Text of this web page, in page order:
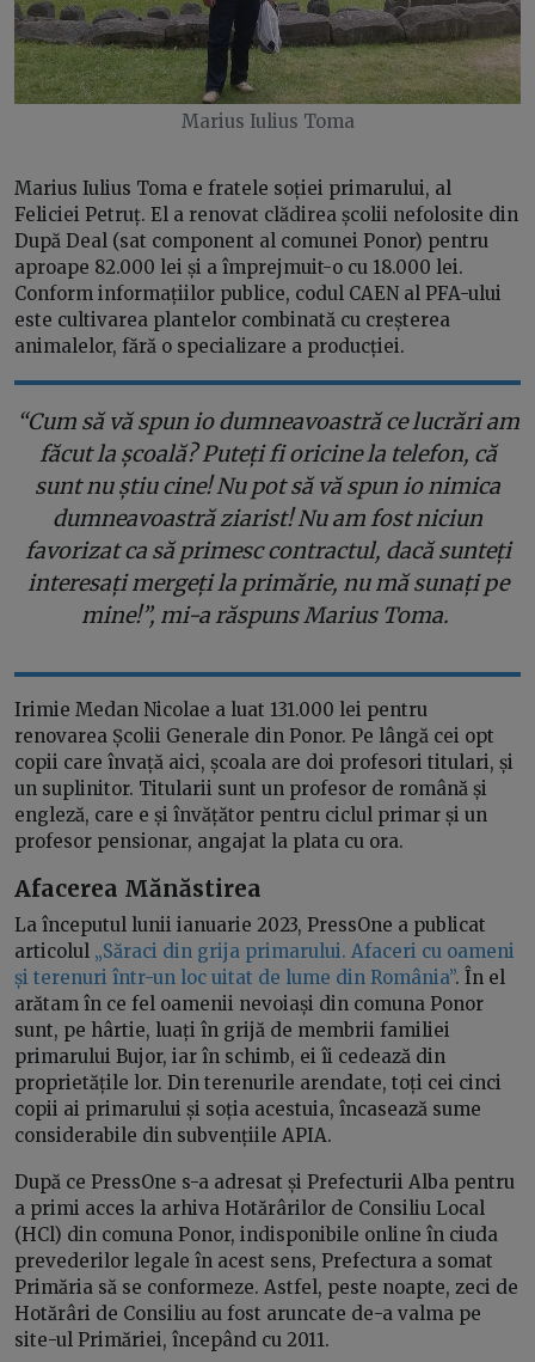
Marius Iulius Toma
Marius Iulius Toma e fratele soției primarului, al
Feliciei Petruț. El a renovat clădirea școlii nefolosite din
După Deal (sat component al comunei Ponor) pentru
aproape 82.000 lei și a împrejmuit-o cu 18.000 lei.
Conform informațiilor publice, codul CAEN al PFA-ului
este cultivarea plantelor combinată cu creșterea
animalelor, fără o specializare a producției.
“Cum să vă spun io dumneavoastră ce lucrări am
făcut la școală? Puteți fi oricine la telefon, că
sunt nu știu cine! Nu pot să vă spun io nimica
dumneavoastră ziarist! Nu am fost niciun
favorizat ca să primesc contractul, dacă sunteți
interesați mergeți la primărie, nu mă sunați pe
mine!”, mi-a răspuns Marius Toma.
Irimie Medan Nicolae a luat 131.000 lei pentru
renovarea Școlii Generale din Ponor. Pe lângă cei opt
copii care învață aici, școala are doi profesori titulari, și
un suplinitor. Titularii sunt un profesor de română și
engleză, care e și învățător pentru ciclul primar și un
profesor pensionar, angajat la plata cu ora.
Afacerea Mănăstirea
La începutul lunii ianuarie 2023, PressOne a publicat
articolul „Săraci din grija primarului. Afaceri cu oameni
și terenuri într-un loc uitat de lume din România”. În el
arătam în ce fel oamenii nevoiași din comuna Ponor
sunt, pe hârtie, luați în grijă de membrii familiei
primarului Bujor, iar în schimb, ei îi cedează din
proprietățile lor. Din terenurile arendate, toți cei cinci
copii ai primarului și soția acestuia, încasează sume
considerabile din subvențiile APIA.
După ce PressOne s-a adresat și Prefecturii Alba pentru
a primi acces la arhiva Hotărârilor de Consiliu Local
(HCl) din comuna Ponor, indisponibile online în ciuda
prevederilor legale în acest sens, Prefectura a somat
Primăria să se conformeze. Astfel, peste noapte, zeci de
Hotărâri de Consiliu au fost aruncate de-a valma pe
site-ul Primăriei, începând cu 2011.